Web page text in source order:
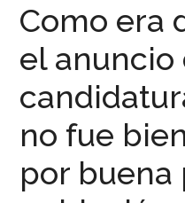
Como era
el anuncio
no fue
por buena